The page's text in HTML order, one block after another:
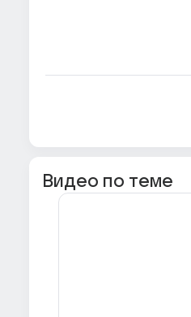
Видео по теме